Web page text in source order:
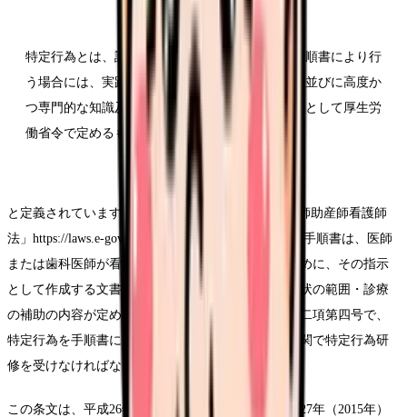
特定行為とは、診療の補助であって、看護師が手順書により行
う場合には、実践的な理解力、思考力及び判断力並びに高度か
つ専門的な知識及び技能が特に必要とされるものとして厚生労
働省令で定めるもの
と定義されています（Source: e-Gov法令検索「保健師助産師看護師
法」https://laws.e-gov.go.jp/law/323AC0000000203）。手順書は、医師
または歯科医師が看護師に診療の補助を行わせるために、その指示
として作成する文書または電磁的記録で、患者の病状の範囲・診療
の補助の内容が定められたものを指します。同条第二項第四号で、
特定行為を手順書により行う看護師は、指定研修機関で特定行為研
修を受けなければならないと規定されています。
この条文は、平成26年法律第83号で追加され、平成27年（2015年）